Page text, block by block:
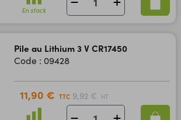
En stock
Pile au Lithium 3 V CR17450
Code : 09428
11,90 € TTC 9,92 € HT